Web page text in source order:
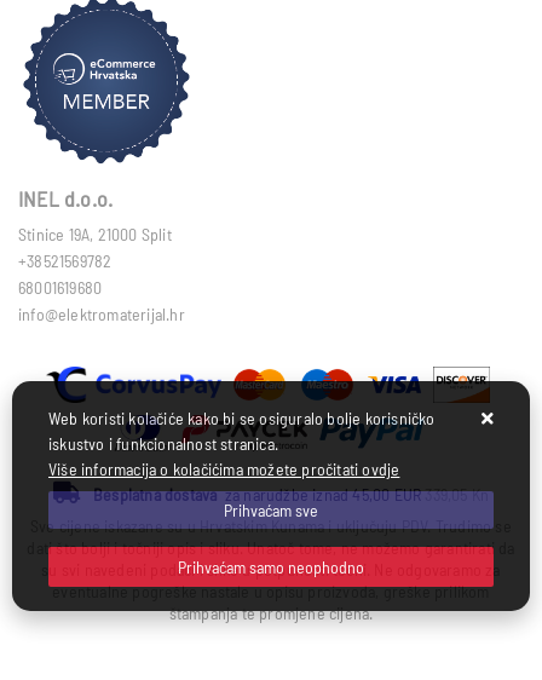
INEL d.o.o.
Stinice 19A, 21000 Split
+38521569782
68001619680
info@elektromaterijal.hr
Besplatna dostavaza narudžbe iznad 45,00 EUR339,05 Kn
Sve cijene iskazane su u Hrvatskim Kunama i uključuju PDV. Trudimo se
dati što bolji i točniji opis i sliku. Unatoč tome, ne možemo garantirati da
su svi navedeni podaci i slike u potpunosti točni. Ne odgovaramo za
eventualne pogreške nastale u opisu proizvoda, greške prilikom
štampanja te promjene cijena.
Web koristi kolačiće kako bi se osiguralo bolje korisničko
iskustvo i funkcionalnost stranica.
Više informacija o kolačićima možete pročitati ovdje
Prihvaćam sve
Prihvaćam samo neophodno